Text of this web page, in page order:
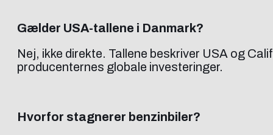
Gælder USA-tallene i Danmark?
Nej, ikke direkte. Tallene beskriver USA og
producenternes globale investeringer.
Hvorfor stagnerer benzinbiler?